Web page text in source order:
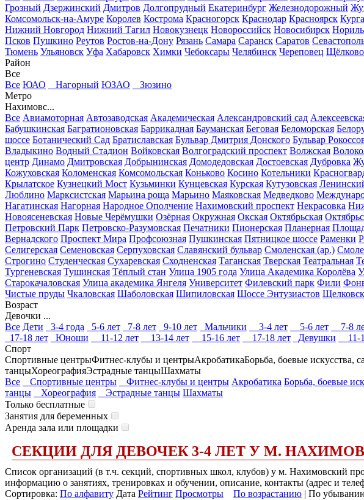
Грозный Дзержинский Дмитров Долгопрудный Екатеринбург Железнодорожный
Комсомольск-на-Амуре Королев Кострома Красногорск Краснодар Красноярск
Нижний Новгород Нижний Тагил Новокузнецк Новороссийск Новосибирск
Псков Пушкино Реутов Ростов-на-Дону Рязань Самара Саранск Саратов
Тюмень Ульяновск Уфа Хабаровск Химки Чебоксары Челябинск Череповец Щёлково
Район
Все
Все ЮАО Нагорный ЮЗАО
Зюзино
Метро
Нахимовс...
Все Авиамоторная Автозаводская Академическая Александровский сад
Бабушкинская Багратионовская Баррикадная Бауманская Беговая Беломорская
шоссе Ботанический Сад Братиславская Бульвар Дмитрия Донского Бульвар
Владыкино Водный Стадион Войковская Волгоградский проспект Волжская
центр Динамо Дмитровская Добрынинская Домодедовская Достоевская Дубровка
Кожуховская Коломенская Комсомольская Коньково Косино Котельники
Крылатское Кузнецкий Мост Кузьминки Кунцевская Курская Кутузовская
Люблино Марксистская Марьина роща Марьино Маяковская Медведково
Нагатинская Нагорная Народное Ополчение Нахимовский проспект Некрасовка
Новоясеневская Новые Черёмушки Озёрная Окружная Окская Октябрьская
Петровский Парк Петровско-Разумовская Печатники Пионерская Планерная
Вернадского Проспект Мира Профсоюзная Пушкинская Пятницкое шоссе Раменки
Селигерская Семеновская Серпуховская Славянский бульвар Смоленская (ар.)
Строгино Студенческая Сухаревская Сходненская Таганская Тверская Театральная
Тургеневская Тушинская Тёплый стан Улица 1905 года Улица Академика Королёва
Старокачаловская Улица академика Янгеля Университет Филевский парк Фили
Чистые пруды Чкаловская Шаболовская Шипиловская Шоссе Энтузиастов
Возраст
Девочки ...
Все Дети 3-4 года 5-6 лет 7-8 лет 9-10 лет Мальчики 3-4 лет 5-6 лет 7-8
17-18 лет
Юноши 11-12 лет 13-14 лет 15-16 лет 17-18 лет Девушки 11-
Спорт
Спортивные центрыФитнес-клубы и центрыАкробатикаБорьба, боевые искусства,
танцыХореографияЭстрадные танцыШахматы
Все
Спортивные центры Фитнес-клубы и центры Акробатика Борьба, боевые
танцы
Хореография Эстрадные танцы Шахматы
Только бесплатные
Занятия для беременных
Аренда зала или площадки
СЕКЦИИ ДЛЯ ДЕВОЧЕК 3-4 ЛЕТ У М.
Список организаций (в т.ч. секций, спортивных школ, клубов) у м. Нахимовский
информацию о занятиях, тренировках и обучении, описание, контакты (адрес и
Сортировка: По алфавиту Дата Рейтинг Просмотры По возрастанию | По